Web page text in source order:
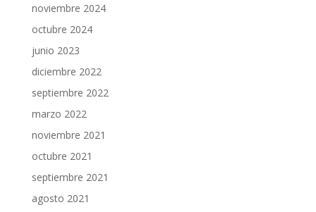
noviembre 2024
octubre 2024
junio 2023
diciembre 2022
septiembre 2022
marzo 2022
noviembre 2021
octubre 2021
septiembre 2021
agosto 2021